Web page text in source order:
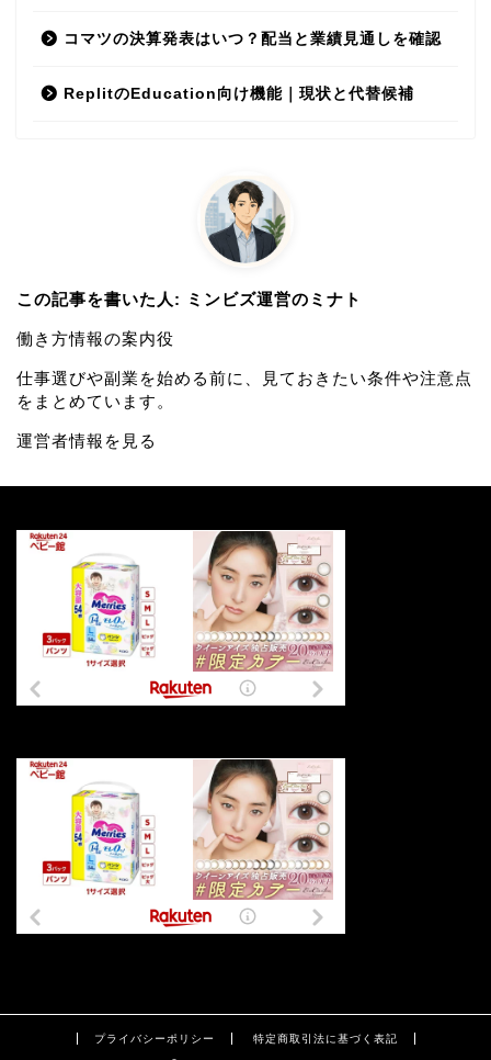
コマツの決算発表はいつ？配当と業績見通しを確認
ReplitのEducation向け機能｜現状と代替候補
この記事を書いた人: ミンビズ運営のミナト
働き方情報の案内役
仕事選びや副業を始める前に、見ておきたい条件や注意点
をまとめています。
運営者情報を見る
プライバシーポリシー 特定商取引法に基づく表記